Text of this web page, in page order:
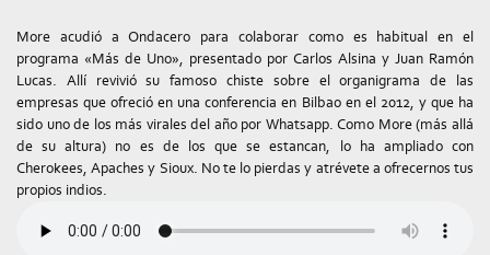
More acudió a Ondacero para colaborar como es habitual en el
programa «Más de Uno», presentado por Carlos Alsina y Juan Ramón
Lucas. Allí revivió su famoso chiste sobre el organigrama de las
empresas que ofreció en una conferencia en Bilbao en el 2012, y que ha
sido uno de los más virales del año por Whatsapp. Como More (más allá
de su altura) no es de los que se estancan, lo ha ampliado con
Cherokees, Apaches y Sioux. No te lo pierdas y atrévete a ofrecernos tus
propios indios.